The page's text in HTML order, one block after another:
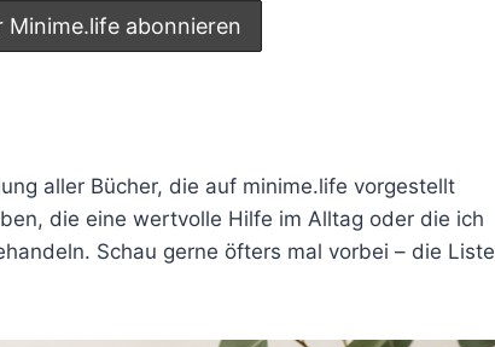
aller Bücher, die auf minime.life vorgestellt
die eine wertvolle Hilfe im Alltag oder die ich
Schau gerne öfters mal vorbei – die Liste